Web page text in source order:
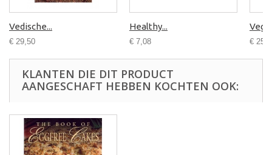
Vedische...
€ 29,50
Healthy...
€ 7,08 €
KLANTEN DIE DIT PRODUCT
AANGESCHAFT HEBBEN KOCHTEN OOK: